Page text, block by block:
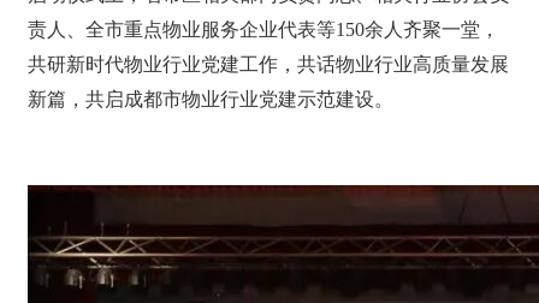
责人、全市重点物业服务企业代表等150余人齐聚一堂，
共研新时代物业行业党建工作，共话物业行业高质量发展
新篇，共启成都市物业行业党建示范建设。